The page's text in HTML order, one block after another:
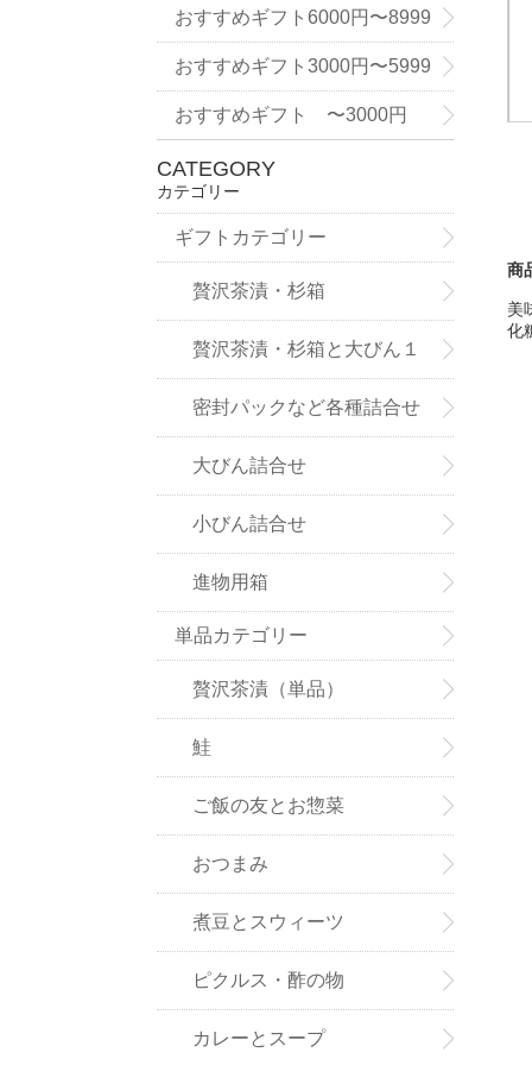
商
美
化
9円
おすすめギフト6000円〜8999
円
おすすめギフト3000円〜5999
円
おすすめギフト 〜3000円
CATEGORY
カテゴリー
ギフトカテゴリー
贅沢茶漬・杉箱
贅沢茶漬・杉箱と大びん１
本詰合せ
密封パックなど各種詰合せ
大びん詰合せ
小びん詰合せ
進物用箱
単品カテゴリー
贅沢茶漬（単品）
鮭
ご飯の友とお惣菜
おつまみ
煮豆とスウィーツ
ピクルス・酢の物
カレーとスープ